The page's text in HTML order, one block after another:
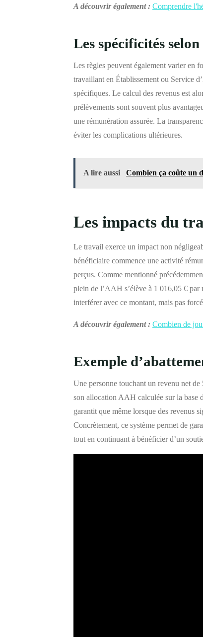
A découvrir également : Comprendre
Les spécificités
Les règles peuvent également varier en
travaillant en Établissement ou Service
spécifiques. Le calcul des revenus est
prélèvements sont souvent plus
une rémunération assurée. La
éviter les complications ultérieures.
A lire aussi Combien ça coûte un
Les impacts du
Le travail exerce un impact non
bénéficiaire commence une activité
perçus. Comme mentionné
plein de l’AAH s’élève à 1 016,05 € par
interférer avec ce montant, mais pas
A découvrir également : Combien de
Exemple
Une personne touchant un revenu net
son allocation AAH calculée sur la base
garantit que même lorsque des revenus
Concrètement, ce système permet de
tout en continuant à bénéficier d’un